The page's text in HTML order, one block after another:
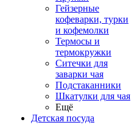
Гейзерные
кофеварки, турки
и кофемолки
Термосы и
термокружки
Ситечки для
заварки чая
Подстаканники
Шкатулки для чая
Ещё
Детская посуда